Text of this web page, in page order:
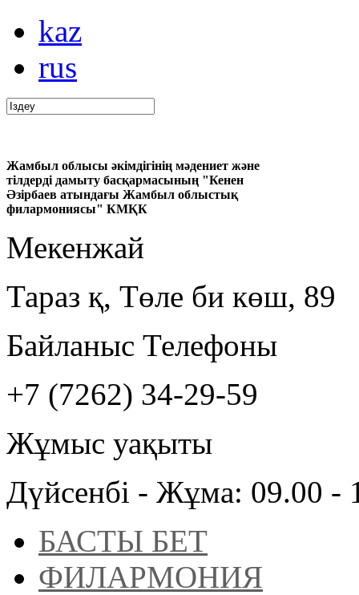
kaz
rus
Жамбыл облысы әкімдігінің мәдениет және
тілдерді дамыту басқармасының "Кенен
Әзірбаев атындағы Жамбыл облыстық
филармониясы" КМҚК
Мекенжай
Тараз қ, Төле би көш, 89
Байланыс Телефоны
+7 (7262) 34-29-59
Жұмыс уақыты
Дүйсенбі - Жұма: 09.00 -
БАСТЫ БЕТ
ФИЛАРМОНИЯ